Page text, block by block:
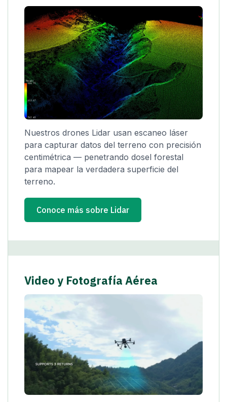
Nuestros drones Lidar usan escaneo láser
para capturar datos del terreno con precisión
centimétrica — penetrando dosel forestal
para mapear la verdadera superficie del
terreno.
Conoce más sobre Lidar
Video y Fotografía Aérea